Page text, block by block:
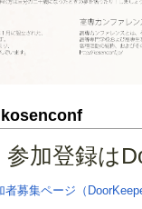
参加登録は
募集ページ（